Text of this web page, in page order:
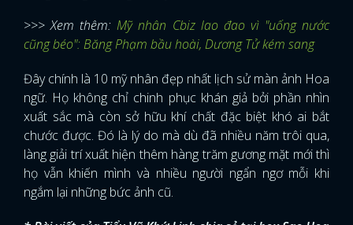
ĐĂNG NHẬP
>>> Xem thêm:Mỹ nhân Cbiz lao đao vì "uống nước
cũng béo": Băng Phạm bầu hoài, Dương Tử kém sang
Đây chính là 10 mỹ nhân đẹp nhất lịch sử màn ảnh Hoa
ngữ. Họ không chỉ chinh phục khán giả bởi phần nhìn
xuất sắc mà còn sở hữu khí chất đặc biệt khó ai bắt
chước được. Đó là lý do mà dù đã nhiều năm trôi qua,
làng giải trí xuất hiện thêm hàng trăm gương mặt mới thì
họ vẫn khiến mình và nhiều người ngẩn ngơ mỗi khi
ngắm lại những bức ảnh cũ.